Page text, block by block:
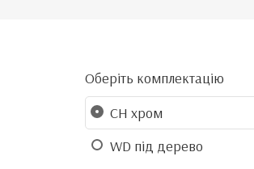
Оберіть комплектацію
CH хром
WD під дерево